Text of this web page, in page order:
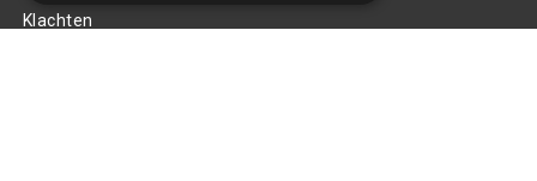
Klachten